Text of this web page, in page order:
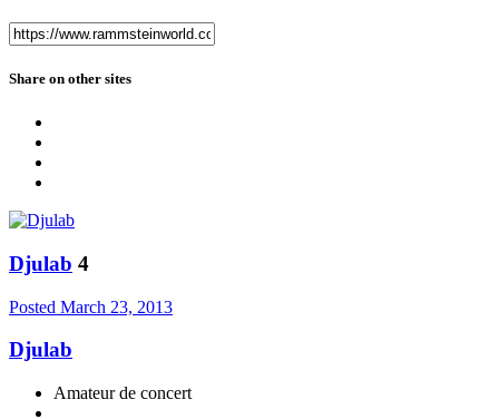
Share on other sites
Djulab 4
Posted March 23, 2013
Djulab
Amateur de concert